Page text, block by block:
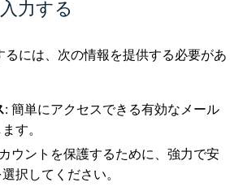
力する
るには、次の情報を提供する必要があ
: 簡単にアクセスできる有効なメール
す。
ウントを保護するために、強力で安
択してください。